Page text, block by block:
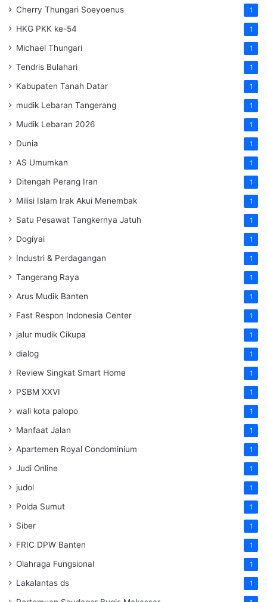
Cherry Thungari Soeyoenus 1
HKG PKK ke-54 1
Michael Thungari 1
Tendris Bulahari 1
Kabupaten Tanah Datar 1
mudik Lebaran Tangerang 1
Mudik Lebaran 2026 1
Dunia 1
AS Umumkan 1
Ditengah Perang Iran 1
Milisi Islam Irak Akui Menembak 1
Satu Pesawat Tangkernya Jatuh 1
Dogiyai 1
Industri & Perdagangan 1
Tangerang Raya 1
Arus Mudik Banten 1
Fast Respon Indonesia Center 1
jalur mudik Cikupa 1
dialog 1
Review Singkat Smart Home 1
PSBM XXVI 1
wali kota palopo 1
Manfaat Jalan 1
Apartemen Royal Condominium 1
Judi Online 1
judol 1
Polda Sumut 1
Siber 1
FRIC DPW Banten 1
Olahraga Fungsional 1
Lakalantas ds 1